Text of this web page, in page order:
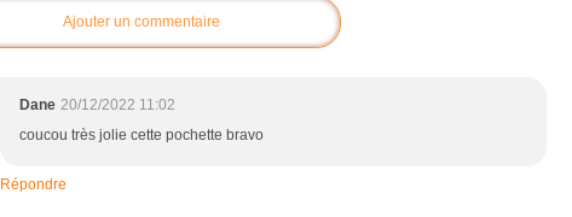
Ajouter un commentaire
Dane 20/12/2022 11:02
coucou très jolie cette pochette bravo
Répondre